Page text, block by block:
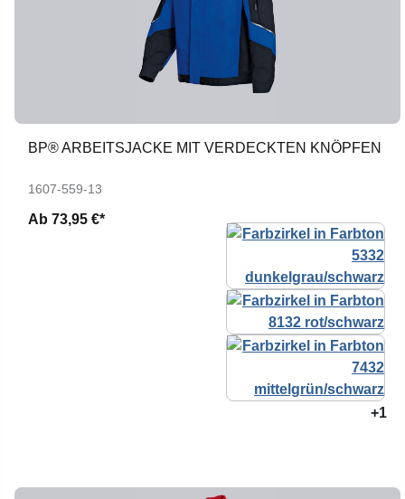
BP® ARBEITSJACKE MIT VERDECKTEN KNÖPFEN
1607-559-13
Ab 73,95 €*
+1